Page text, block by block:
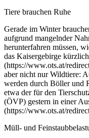
Tiere brauchen Ruhe
Gerade im Winter
aufgrund mangelnder
herunterfahren müssen,
das Kaisergebirge
(https://www.ots.at/
aber nicht nur Wildtiere:
werden durch Böller und
etwa der für den
(ÖVP) gestern in einer
(https://www.ots.at/
Müll- und